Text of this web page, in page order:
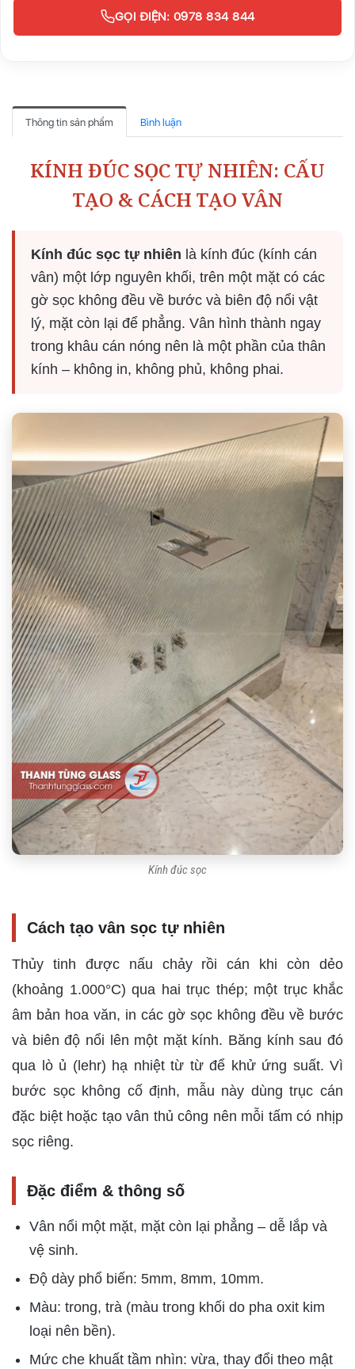
GỌI ĐIỆN: 0978 834 844
Thông tin sản phẩm Bình luận
KÍNH ĐÚC SỌC TỰ NHIÊN: CẤU
TẠO & CÁCH TẠO VÂN
Kính đúc sọc tự nhiên là kính đúc (kính cán
vân) một lớp nguyên khối, trên một mặt có các
gờ sọc không đều về bước và biên độ nổi vật
lý, mặt còn lại để phẳng. Vân hình thành ngay
trong khâu cán nóng nên là một phần của thân
kính – không in, không phủ, không phai.
Kính đúc sọc
Cách tạo vân sọc tự nhiên
Thủy tinh được nấu chảy rồi cán khi còn dẻo
(khoảng 1.000°C) qua hai trục thép; một trục khắc
âm bản hoa văn, in các gờ sọc không đều về bước
và biên độ nổi lên một mặt kính. Băng kính sau đó
qua lò ủ (lehr) hạ nhiệt từ từ để khử ứng suất. Vì
bước sọc không cố định, mẫu này dùng trục cán
đặc biệt hoặc tạo vân thủ công nên mỗi tấm có nhịp
sọc riêng.
Đặc điểm & thông số
Vân nổi một mặt, mặt còn lại phẳng – dễ lắp và
vệ sinh.
Độ dày phổ biến: 5mm, 8mm, 10mm.
Màu: trong, trà (màu trong khối do pha oxit kim
loại nên bền).
Mức che khuất tầm nhìn: vừa, thay đổi theo mật